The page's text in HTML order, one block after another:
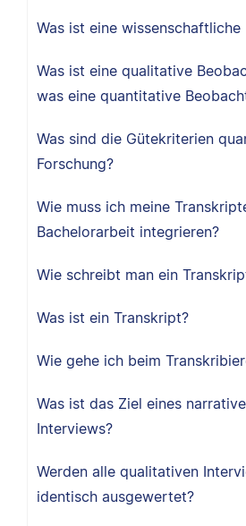
Was ist eine wissenschaftliche
Was ist eine qualitative
was eine quantitative
Was sind die Gütekriterien
Forschung?
Wie muss ich meine
Bachelorarbeit integrieren?
Wie schreibt man ein
Was ist ein Transkript?
Wie gehe ich beim
Was ist das Ziel eines
Interviews?
Werden alle qualitativen
identisch ausgewertet?